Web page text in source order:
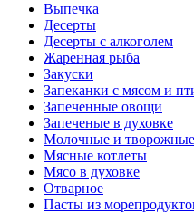
Выпечка
Десерты
Десерты с алкоголем
Жаренная рыба
Закуски
Запеканки с мясом и
Запеченные овощи
Запеченые в духовке
Молочные и
Мясные котлеты
Мясо в духовке
Отварное
Пасты из